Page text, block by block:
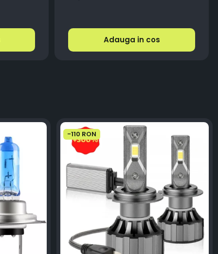
Adauga in cos
-110 RON